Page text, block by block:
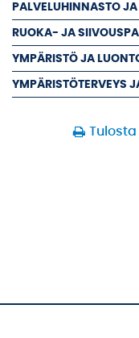
PALVELUHINNASTO
RUOKA- JA
YMPÄRISTÖ JA
YMPÄRISTÖTERVEYS
Tulosta